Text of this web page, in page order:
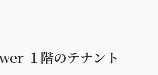
１階のテナント